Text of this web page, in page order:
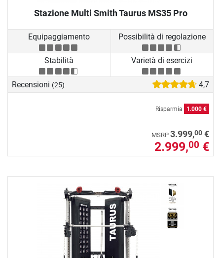
Stazione Multi Smith Taurus MS35 Pro
Equipaggiamento Possibilità di regolazione
Stabilità Varietà di esercizi
Recensioni (25) 4,7
Risparmia 1.000 €
MSRP 3.999,00 €
2.999,00 €